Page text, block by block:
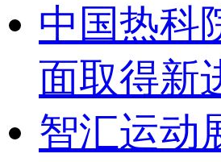
中国热科
面取得新
智汇运动